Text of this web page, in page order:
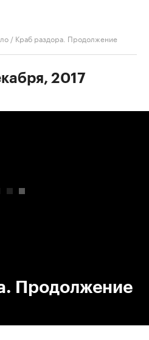
/ Краб раздора. Продолжение
2017
Продолжение